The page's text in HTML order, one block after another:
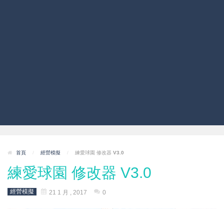
首頁 / 經營模擬 / 練愛球園 修改器 V3.0
練愛球園 修改器 V3.0
經營模擬 21 1 月 , 2017 0